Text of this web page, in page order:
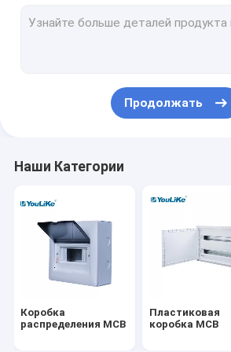
Полная коробка распределения
На открытом воздухе панель
Равностепенная коробка
Продолжать
Наши Категории
Коробка
распределения MCB
Пластиковая
коробка MCB